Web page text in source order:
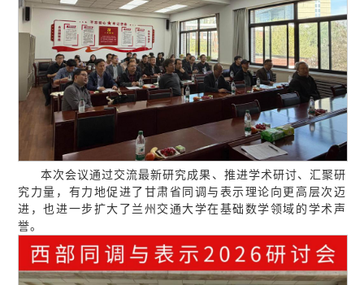
本次会议通过交流最新研究成果、推进学术研讨、汇聚研
究力量，有力地促进了甘肃省同调与表示理论向更高层次迈
进，也进一步扩大了兰州交通大学在基础数学领域的学术声
誉。